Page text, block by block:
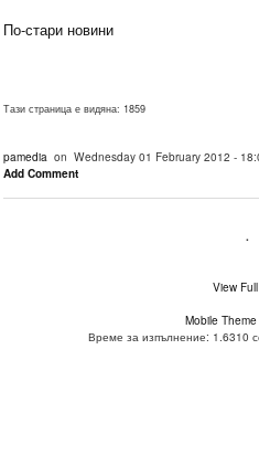
По-стари новини
Тази страница е видяна: 1859
pamedia on Wednesday 01 February 2012 -
Add Comment
.
View
Mobile
Време за изпълнение: 1.6310